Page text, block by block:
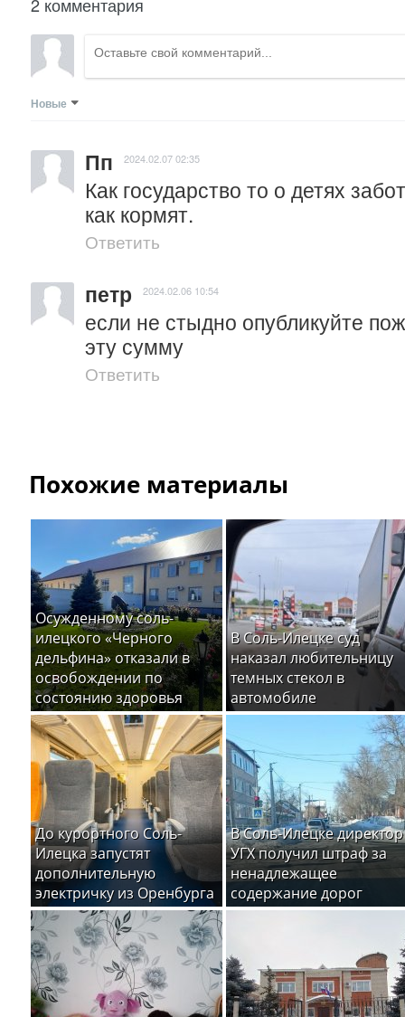
Новые
Пп 2024.02.07 02:35
Как государство то о детях
как кормят.
Ответить
петр 2024.02.06 10:54
если не стыдно опубликуйте
эту сумму
Ответить
Похожие материалы
Осужденному соль-
илецкого «Черного
дельфина» отказали в
освобождении по
состоянию здоровья
В Соль-Илецке суд
наказал любительницу
темных стекол в
автомобиле
До курортного Соль-
Илецка запустят
дополнительную
электричку из Оренбурга
В Соль-Илецке директор
УГХ получил штраф за
ненадлежащее
содержание дорог